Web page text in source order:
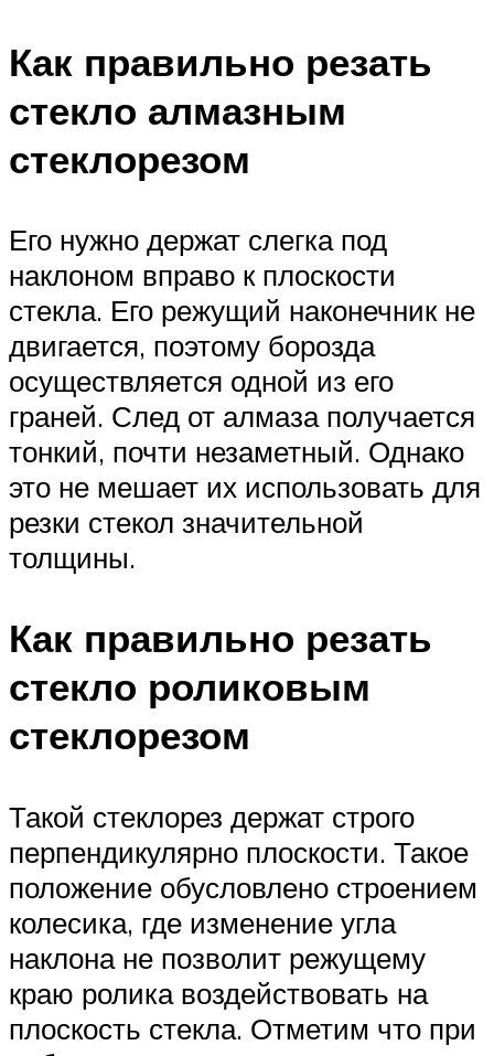
Как правильно резать
стекло алмазным
стеклорезом
Его нужно держат слегка под
наклоном вправо к плоскости
стекла. Его режущий наконечник не
двигается, поэтому борозда
осуществляется одной из его
граней. След от алмаза получается
тонкий, почти незаметный. Однако
это не мешает их использовать для
резки стекол значительной
толщины.
Как правильно резать
стекло роликовым
стеклорезом
Такой стеклорез держат строго
перпендикулярно плоскости. Такое
положение обусловлено строением
колесика, где изменение угла
наклона не позволит режущему
краю ролика воздействовать на
плоскость стекла. Отметим что при